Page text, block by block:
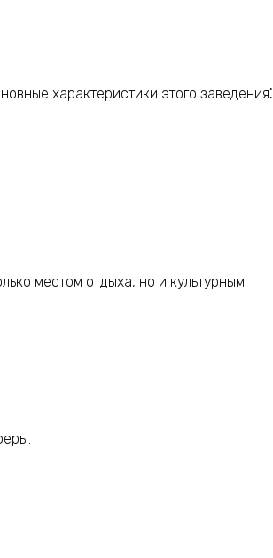
характеристики этого заведения⁚
местом отдыха, но и культурным